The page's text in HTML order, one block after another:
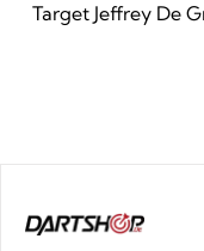
Target Jeffrey De